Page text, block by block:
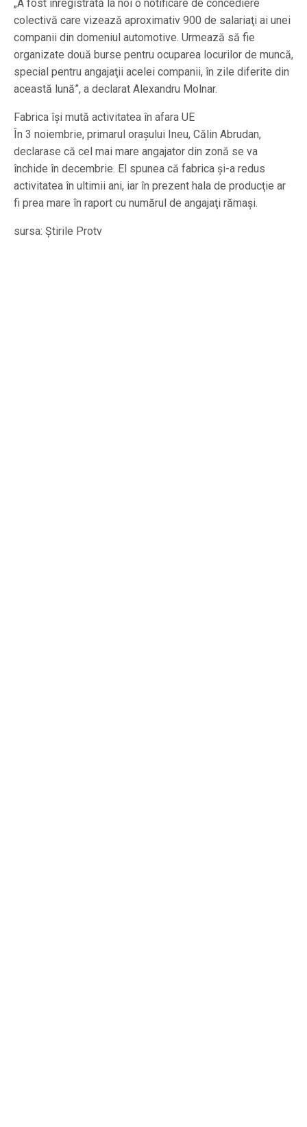
„A fost înregistrată la noi o notificare de concediere
colectivă care vizează aproximativ 900 de salariaţi ai unei
companii din domeniul automotive. Urmează să fie
organizate două burse pentru ocuparea locurilor de muncă,
special pentru angajaţii acelei companii, în zile diferite din
această lună”, a declarat Alexandru Molnar.
Fabrica își mută activitatea în afara UE
În 3 noiembrie, primarul oraşului Ineu, Călin Abrudan,
declarase că cel mai mare angajator din zonă se va
închide în decembrie. El spunea că fabrica şi-a redus
activitatea în ultimii ani, iar în prezent hala de producţie ar
fi prea mare în raport cu numărul de angajaţi rămaşi.
sursa: Știrile Protv